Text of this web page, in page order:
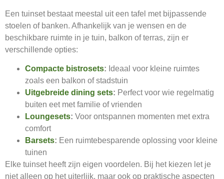
Een tuinset bestaat meestal uit een tafel met bijpassende
stoelen of banken. Afhankelijk van je wensen en de
beschikbare ruimte in je tuin, balkon of terras, zijn er
verschillende opties:
Compacte bistrosets: Ideaal voor kleine ruimtes
zoals een balkon of stadstuin
Uitgebreide dining sets: Perfect voor wie regelmatig
buiten eet met familie of vrienden
Loungesets: Voor ontspannen momenten met extra
comfort
Barsets: Een ruimtebesparende oplossing voor kleine
tuinen
Elke tuinset heeft zijn eigen voordelen. Bij het kiezen let je
niet alleen op het uiterlijk, maar ook op praktische aspecten